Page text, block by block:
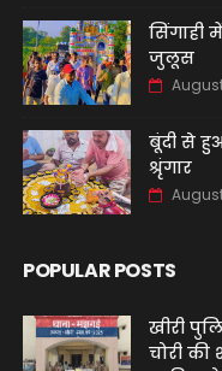
जुलूस
बूंदी से
श्रृंगार
POPULAR POSTS
खीरी
चोरी